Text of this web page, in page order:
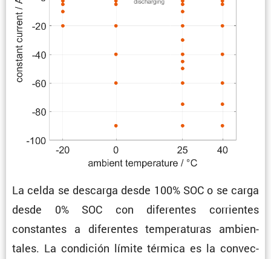
La celda se descarga desde 100% SOC o se carga
desde 0% SOC con diferentes corrientes
constantes a diferentes tempe­ra­turas ambien­
tales. La condi­ción límite térmica es la convec­